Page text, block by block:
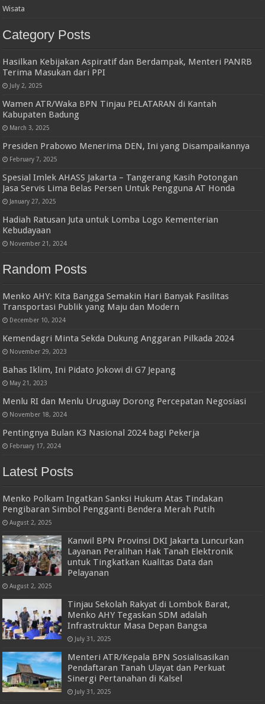
Wisata
Category Posts
Hasilkan Kebijakan Aspiratif dan Berdampak, Menteri PANRB
Terima Masukan dari PPI
July 2, 2025
Wamen ATR/Waka BPN Tinjau PELATARAN di Kantah
Kabupaten Badung
March 3, 2025
Presiden Prabowo Menerima DEN, Ini yang Disampaikannya
February 7, 2025
Spesial Imlek AHASS Jakarta – Tangerang Kasih Potongan
Jasa Servis Lima Belas Persen Untuk Pengguna AT Honda
January 27, 2025
Hadiah Ratusan Juta untuk Lomba Logo Kementerian
Kebudayaan
November 21, 2024
Random Posts
Menko AHY: Kita Bangga Semakin Hari Banyak Fasilitas
Transportasi Publik yang Maju dan Modern
December 10, 2024
Kemendagri Minta Sekda Dukung Anggaran Pilkada 2024
November 29, 2023
Bahas Iklim, Ini Pidato Jokowi di G7 Jepang
May 21, 2023
Menlu RI dan Menlu Uruguay Dorong Percepatan Negosiasi
November 18, 2024
Pentingnya Bulan K3 Nasional 2024 bagi Pekerja
February 17, 2024
Latest Posts
Menko Polkam Ingatkan Sanksi Hukum Atas Tindakan
Pengibaran Simbol Pengganti Bendera Merah Putih
August 2, 2025
Kanwil BPN Provinsi DKI Jakarta Luncurkan
Layanan Peralihan Hak Tanah Elektronik
untuk Tingkatkan Kualitas Data dan
Pelayanan
August 2, 2025
Tinjau Sekolah Rakyat di Lombok Barat,
Menko AHY Tegaskan SDM adalah
Infrastruktur Masa Depan Bangsa
July 31, 2025
Menteri ATR/Kepala BPN Sosialisasikan
Pendaftaran Tanah Ulayat dan Perkuat
Sinergi Pertanahan di Kalsel
July 31, 2025